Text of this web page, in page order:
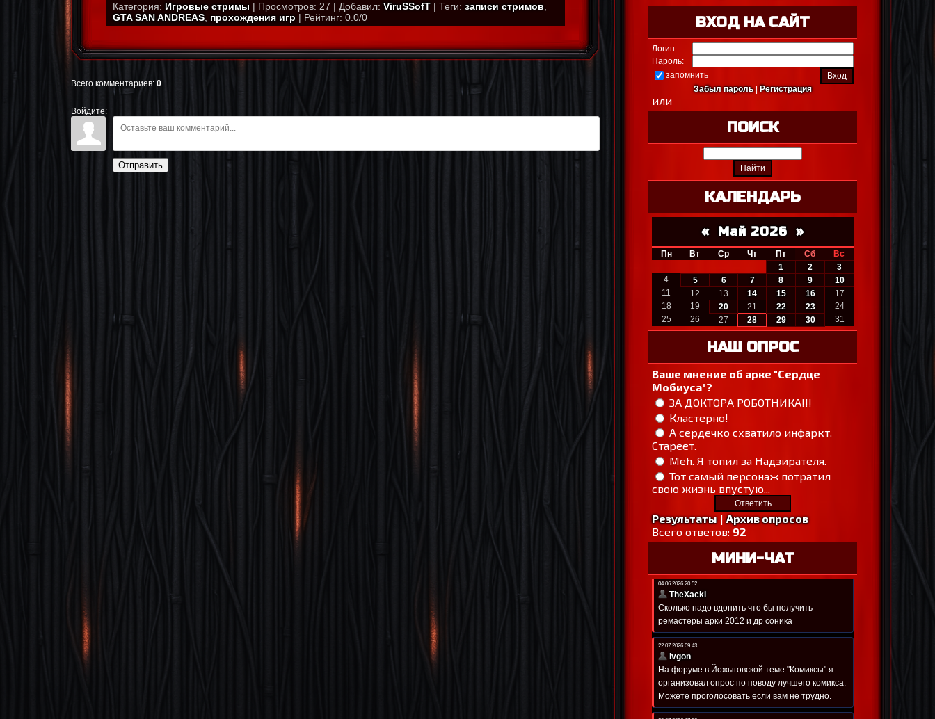
Категория: Игровые стримы | Просмотров: 27 | Добавил: ViruSSofT | Теги: записи стримов
GTA SAN ANDREAS прохождения игр | Рейтинг: 0.0/0
Всего комментариев: 0
Войдите:
Отправить
ВХОД НА САЙТ
Логин:
Пароль:
запомнить
Забыл пароль|Регистрация
или
ПОИСК
КАЛЕНДАРЬ
« Май 2026 »
Пн Вт Ср Чт Пт Сб
Вс
1
2
3
4
5 6 7 8 9
10
11
12 13 14 15 16
17
18
19 20 21 22 23
24
25
26 27 28 29 30 31
НАШ ОПРОС
Ваше мнение об арке "Сердце
Мобиуса"?
ЗА ДОКТОРА РОБОТНИКА!!!
Кластерно!
А сердечко схватило инфаркт.
Стареет.
Meh. Я топил за Надзирателя.
Тот самый персонаж потратил
свою жизнь впустую...
Результаты|Архив опросов
Всего ответов: 92
МИНИ-ЧАТ